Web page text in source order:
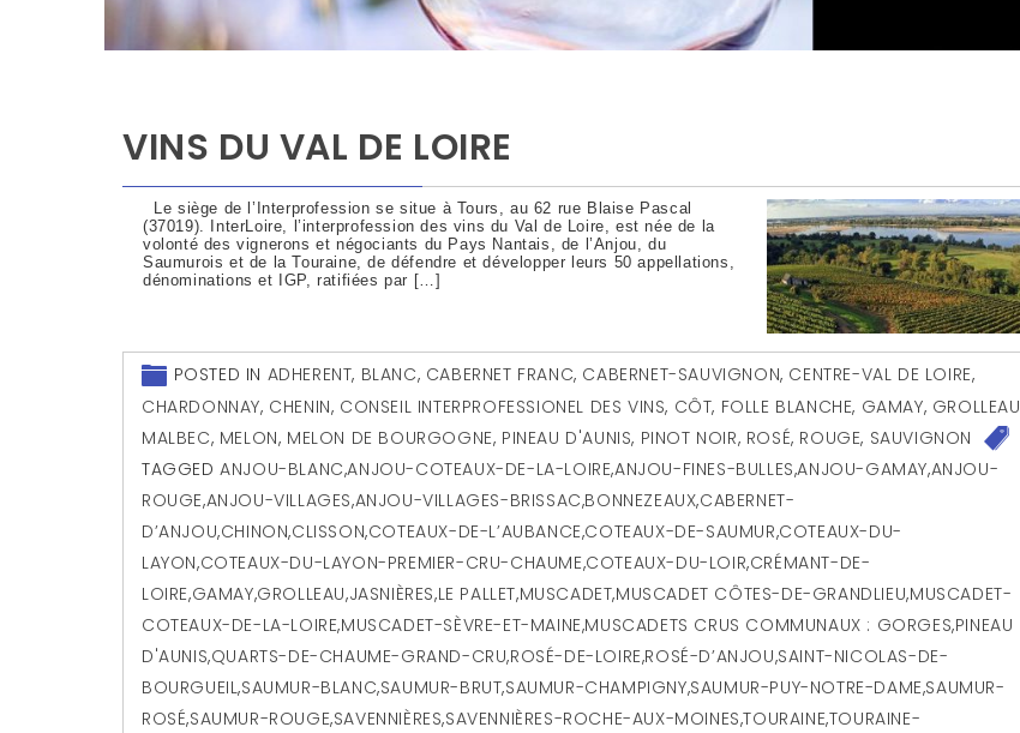
VINS DU VAL DE LOIRE
Le siège de l’Interprofession se situe à Tours, au 62 rue Blaise Pascal
(37019). InterLoire, l’interprofession des vins du Val de Loire, est née de la
volonté des vignerons et négociants du Pays Nantais, de l’Anjou, du
Saumurois et de la Touraine, de défendre et développer leurs 50 appellations,
dénominations et IGP, ratifiées par […]
POSTED IN ADHERENT, BLANC, CABERNET FRANC, CABERNET-SAUVIGNON, CENTRE-VAL DE LOIRE,
CHARDONNAY, CHENIN, CONSEIL INTERPROFESSIONEL DES VINS, CÔT, FOLLE BLANCHE, GAMAY, GROLLEAU
MALBEC, MELON, MELON DE BOURGOGNE, PINEAU D'AUNIS, PINOT NOIR, ROSÉ, ROUGE, SAUVIGNON
TAGGEDANJOU-BLANC,ANJOU-COTEAUX-DE-LA-LOIRE,ANJOU-FINES-BULLES,ANJOU-GAMAY,ANJOU-
ROUGE,ANJOU-VILLAGES,ANJOU-VILLAGES-BRISSAC,BONNEZEAUX,CABERNET-
D’ANJOU,CHINON,CLISSON,COTEAUX-DE-L’AUBANCE,COTEAUX-DE-SAUMUR,COTEAUX-DU-
LAYON,COTEAUX-DU-LAYON-PREMIER-CRU-CHAUME,COTEAUX-DU-LOIR,CRÉMANT-DE-
LOIRE,GAMAY,GROLLEAU,JASNIÈRES,LE PALLET,MUSCADET,MUSCADET CÔTES-DE-GRANDLIEU,MUSCADET-
COTEAUX-DE-LA-LOIRE,MUSCADET-SÈVRE-ET-MAINE,MUSCADETS CRUS COMMUNAUX : GORGES,PINEAU
D'AUNIS,QUARTS-DE-CHAUME-GRAND-CRU,ROSÉ-DE-LOIRE,ROSÉ-D’ANJOU,SAINT-NICOLAS-DE-
BOURGUEIL,SAUMUR-BLANC,SAUMUR-BRUT,SAUMUR-CHAMPIGNY,SAUMUR-PUY-NOTRE-DAME,SAUMUR-
ROSÉ,SAUMUR-ROUGE,SAVENNIÈRES,SAVENNIÈRES-ROCHE-AUX-MOINES,TOURAINE,TOURAINE-